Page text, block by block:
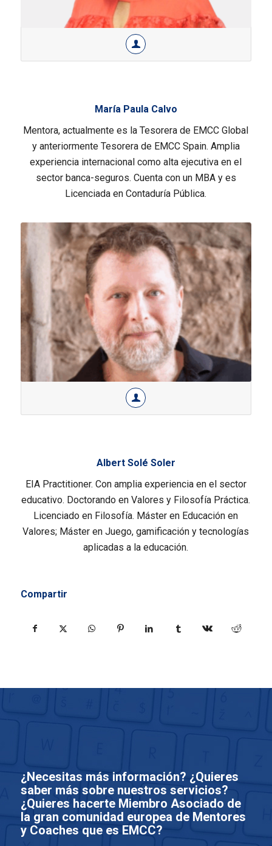
María Paula Calvo
Mentora, actualmente es la Tesorera de EMCC Global
y anteriormente Tesorera de EMCC Spain. Amplia
experiencia internacional como alta ejecutiva en el
sector banca-seguros. Cuenta con un MBA y es
Licenciada en Contaduría Pública.
Albert Solé Soler
EIA Practitioner. Con amplia experiencia en el sector
educativo. Doctorando en Valores y Filosofía Práctica.
Licenciado en Filosofía. Máster en Educación en
Valores; Máster en Juego, gamificación y tecnologías
aplicadas a la educación.
Compartir
¿Necesitas más información? ¿Quieres
saber más sobre nuestros servicios?
¿Quieres hacerte Miembro Asociado de
la gran comunidad europea de Mentores
y Coaches que es EMCC?